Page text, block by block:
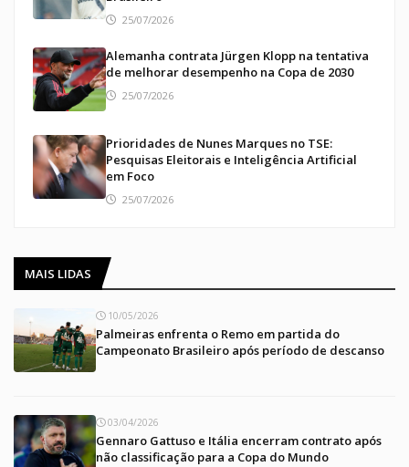
25/07/2026
Alemanha contrata Jürgen Klopp na tentativa
de melhorar desempenho na Copa de 2030
25/07/2026
Prioridades de Nunes Marques no TSE:
Pesquisas Eleitorais e Inteligência Artificial
em Foco
25/07/2026
MAIS LIDAS
10/05/2026
Palmeiras enfrenta o Remo em partida do
Campeonato Brasileiro após período de descanso
03/04/2026
Gennaro Gattuso e Itália encerram contrato após
não classificação para a Copa do Mundo